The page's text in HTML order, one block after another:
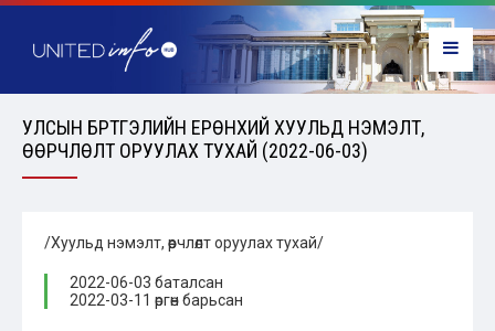
УЛСЫН БҮРТГЭЛИЙН ЕРӨНХИЙ ХУУЛЬД НЭМЭЛТ,
ӨӨРЧЛӨЛТ ОРУУЛАХ ТУХАЙ (2022-06-03)
/Хуульд нэмэлт, өөрчлөлт оруулах тухай/
2022-06-03 баталсан
2022-03-11 өргөн барьсан